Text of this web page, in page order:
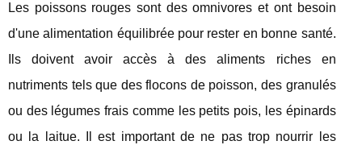
Les poissons rouges sont des omnivores et ont besoin
d'une alimentation équilibrée pour rester en bonne santé.
Ils doivent avoir accès à des aliments riches en
nutriments tels que des flocons de poisson, des granulés
ou des légumes frais comme les petits pois, les épinards
ou la laitue. Il est important de ne pas trop nourrir les